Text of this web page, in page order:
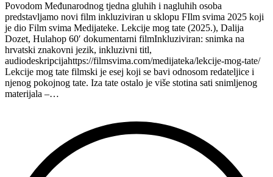
Moral
support,
r.
Vuk
Jevremović”
Povodom Međunarodnog tjedna gluhih i nagluhih osoba
predstavljamo novi film inkluziviran u sklopu FIlm svima 2025 koji
je dio Film svima Medijateke. Lekcije mog tate (2025.), Dalija
Dozet, Hulahop 60′ dokumentarni filmInkluziviran: snimka na
hrvatski znakovni jezik, inkluzivni titl,
audiodeskripcijahttps://filmsvima.com/medijateka/lekcije-mog-tate/
Lekcije mog tate filmski je esej koji se bavi odnosom redateljice i
njenog pokojnog tate. Iza tate ostalo je više stotina sati snimljenog
materijala –…